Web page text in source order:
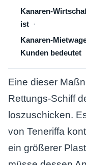
Kanaren-
ist
Kanaren-
Kunden bedeutet
Eine dieser
Rettungs-Schiff
loszuschicken.
von Teneriffa
ein größerer